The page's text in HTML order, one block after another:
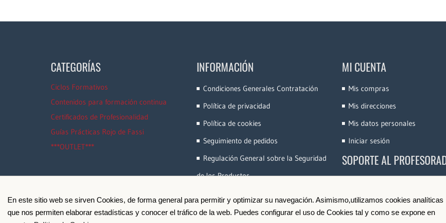
En este sitio web se sirven Cookies, de forma general para permitir y optimizar su navegación. Asimismo,utilizamos cookies analíticas
que nos permiten elaborar estadísticas y conocer el tráfico de la web. Puedes configurar el uso de Cookies tal y como se expone en
CATEGORÍAS
Ciclos Formativos
Contenidos para formación continua
Certificados de Profesionalidad
Guías Prácticas Rojo de Fassi
***OUTLET***
INFORMACIÓN
Condiciones Generales Contratación
Política de privacidad
Política de cookies
Seguimiento de pedidos
Regulación General sobre la Seguridad
de los Productos
MI CUENTA
Mis compras
Mis direcciones
Mis datos personales
Iniciar sesión
SOPORTE AL
Conoce e-Videocinco
Darse de Alta